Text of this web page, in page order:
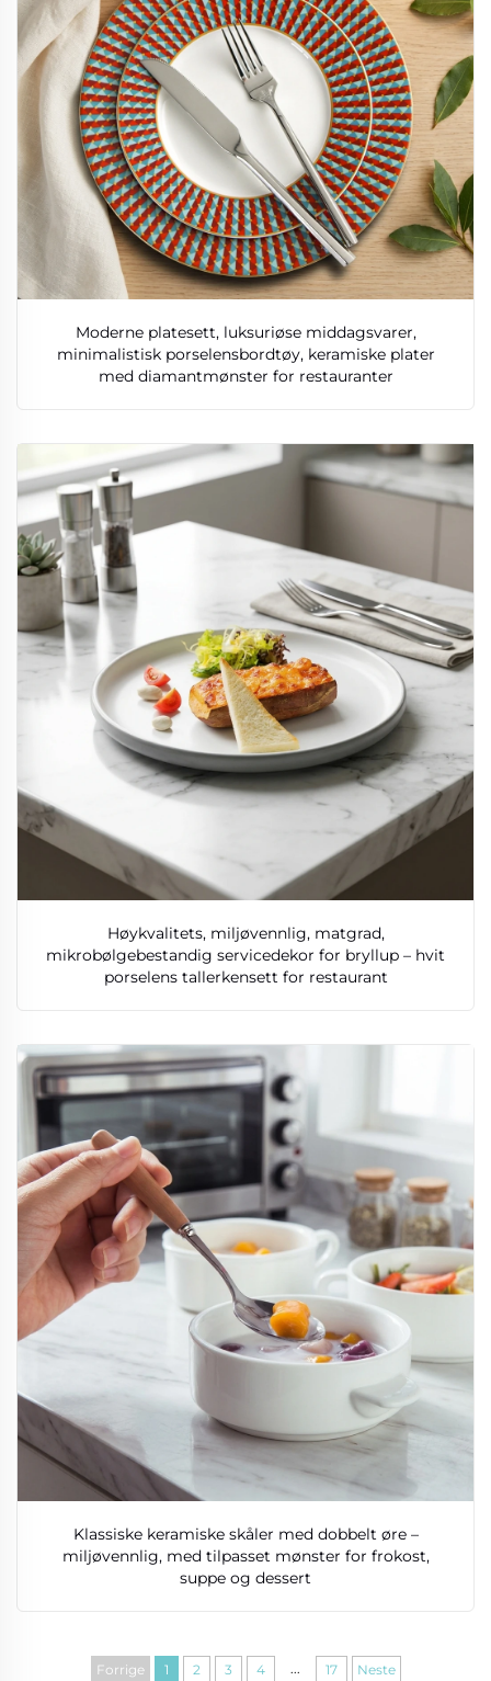
Moderne platesett, luksuriøse middagsvarer,
minimalistisk porselensbordtøy, keramiske plater
med diamantmønster for restauranter
Høykvalitets, miljøvennlig, matgrad,
mikrobølgebestandig servicedekor for bryllup – hvit
porselens tallerkensett for restaurant
Klassiske keramiske skåler med dobbelt øre –
miljøvennlig, med tilpasset mønster for frokost,
suppe og dessert
Forrige 1 2 3 4 ... 17 Neste